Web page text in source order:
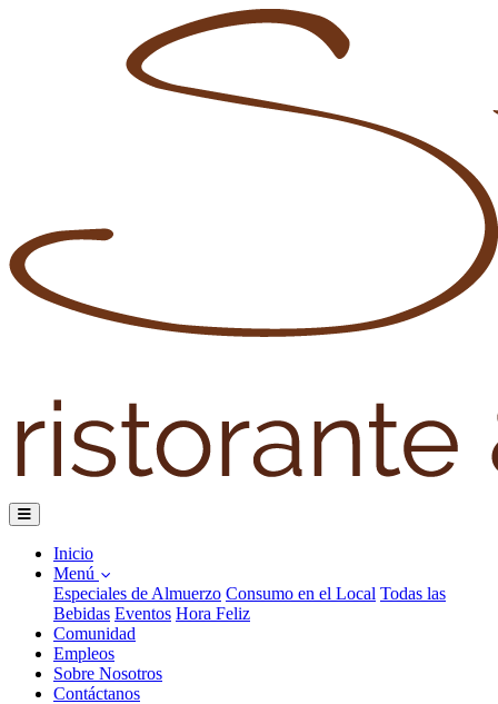
Inicio
Menú
Especiales de Almuerzo Consumo en el Local Todas las
Bebidas Eventos Hora Feliz
Comunidad
Empleos
Sobre Nosotros
Contáctanos